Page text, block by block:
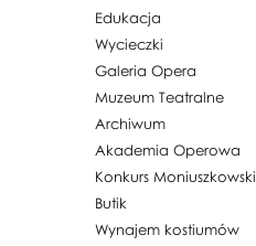
Edukacja
Wycieczki
Galeria Opera
Muzeum Teatralne
Archiwum
Akademia Operowa
Konkurs Moniuszkowski
Butik
Wynajem kostiumów